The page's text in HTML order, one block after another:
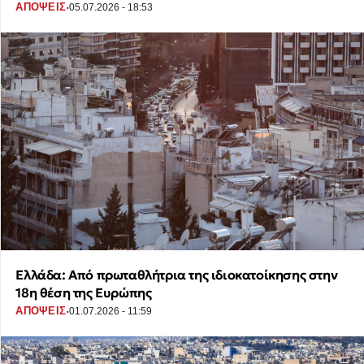
ΑΠΟΨΕΙΣ·05.07.2026 - 18:53
Ελλάδα: Από πρωταθλήτρια της ιδιοκατοίκησης στην
18η θέση της Ευρώπης
ΑΠΟΨΕΙΣ·01.07.2026 - 11:59